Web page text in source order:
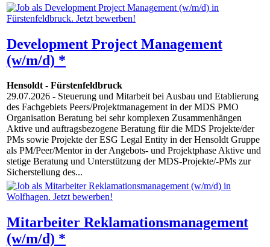
Development Project Management
(w/m/d) *
Hensoldt- Fürstenfeldbruck
29.07.2026 - Steuerung und Mitarbeit bei Ausbau und Etablierung
des Fachgebiets Peers/Projektmanagement in der MDS PMO
Organisation Beratung bei sehr komplexen Zusammenhängen
Aktive und auftragsbezogene Beratung für die MDS Projekte/der
PMs sowie Projekte der ESG Legal Entity in der Hensoldt Gruppe
als PM/Peer/Mentor in der Angebots- und Projektphase Aktive und
stetige Beratung und Unterstützung der MDS-Projekte/-PMs zur
Sicherstellung des...
Mitarbeiter Reklamationsmanagement
(w/m/d) *